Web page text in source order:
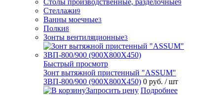
Столы производственные, разделочные9
Стеллажи9
Ванны моечные3
Полки8
Зонты вентиляционные3
Быстрый просмотр
Зонт вытяжной пристенный "ASSUM"
ЗВП-800/900 (900Х800Х450) 0 руб. / шт
Запросить цену Подробнее